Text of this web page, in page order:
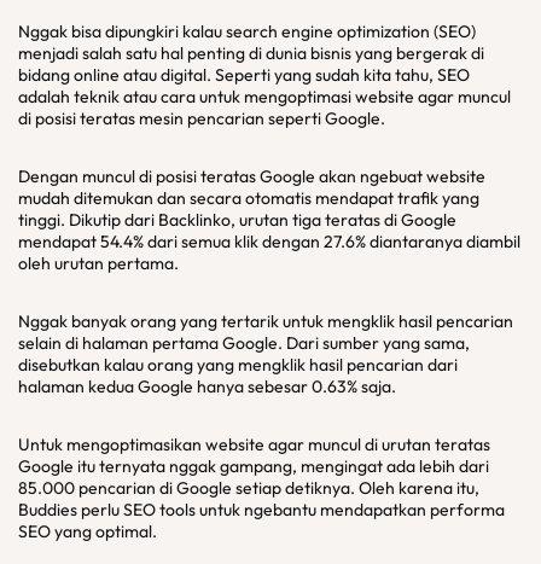
Nggak bisa dipungkiri kalau search engine optimization (SEO)
menjadi salah satu hal penting di dunia bisnis yang bergerak di
bidang online atau digital. Seperti yang sudah kita tahu, SEO
adalah teknik atau cara untuk mengoptimasi website agar muncul
di posisi teratas mesin pencarian seperti Google.
Dengan muncul di posisi teratas Google akan ngebuat website
mudah ditemukan dan secara otomatis mendapat trafik yang
tinggi. Dikutip dari Backlinko, urutan tiga teratas di Google
mendapat 54.4% dari semua klik dengan 27.6% diantaranya diambil
oleh urutan pertama.
Nggak banyak orang yang tertarik untuk mengklik hasil pencarian
selain di halaman pertama Google. Dari sumber yang sama,
disebutkan kalau orang yang mengklik hasil pencarian dari
halaman kedua Google hanya sebesar 0.63% saja.
Untuk mengoptimasikan website agar muncul di urutan teratas
Google itu ternyata nggak gampang, mengingat ada lebih dari
85.000 pencarian di Google setiap detiknya. Oleh karena itu,
Buddies perlu SEO tools untuk ngebantu mendapatkan performa
SEO yang optimal.